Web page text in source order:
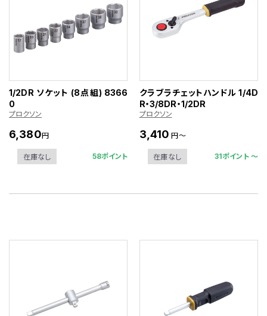
1/2DR ソケット (8点組) 8366
0
プロクソン
6,380円
在庫なし 58ポイント
クラブラチェットハンドル 1/4D
R・3/8DR・1/2DR
プロクソン
3,410 円～
在庫なし 31ポイント 〜